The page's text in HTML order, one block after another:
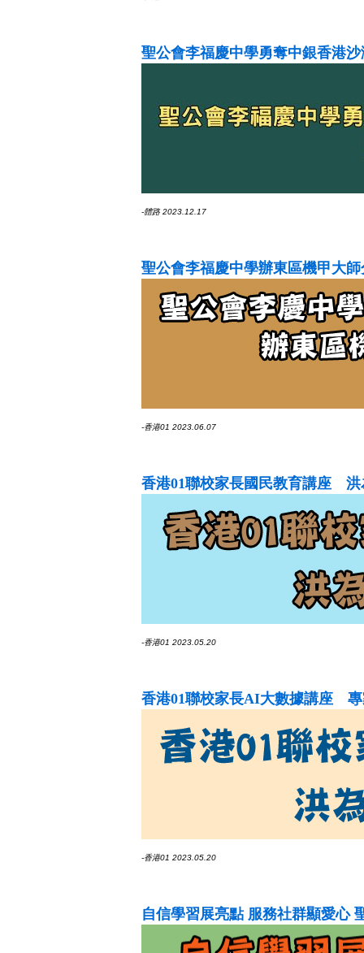
聖公會李福慶中學勇奪中銀香港
-體路 2023.12.17
聖公會李福慶中學辦東區機甲大
-香港01 2023.06.07
香港01聯校家長國民教育講座 洪
-香港01 2023.05.20
香港01聯校家長AI大數據講座
-香港01 2023.05.20
自信學習展亮點 服務社群顯愛心